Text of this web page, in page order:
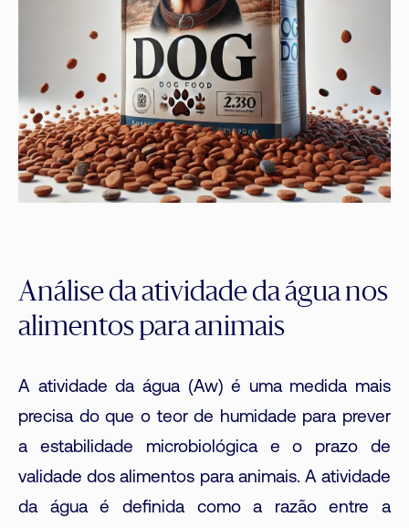
Análise da atividade da água nos
alimentos para animais
A atividade da água (Aw) é uma medida mais
precisa do que o teor de humidade para prever
a estabilidade microbiológica e o prazo de
validade dos alimentos para animais. A atividade
da água é definida como a razão entre a